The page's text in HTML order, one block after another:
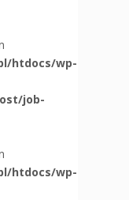
htdocs/wp-
job-
htdocs/wp-